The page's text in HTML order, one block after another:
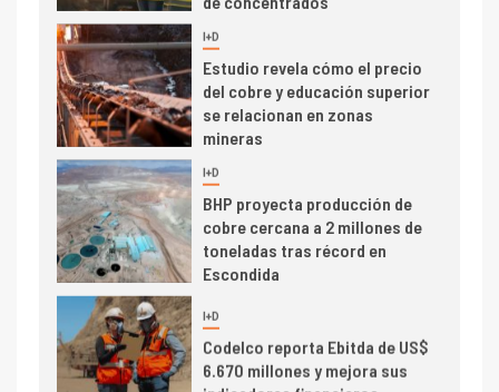
5
Estudio revela cómo el precio
del cobre y educación superior
se relacionan en zonas
mineras
6
BHP proyecta producción de
cobre cercana a 2 millones de
toneladas tras récord en
Escondida
7
Codelco reporta Ebitda de US$
6.670 millones y mejora sus
indicadores financieros